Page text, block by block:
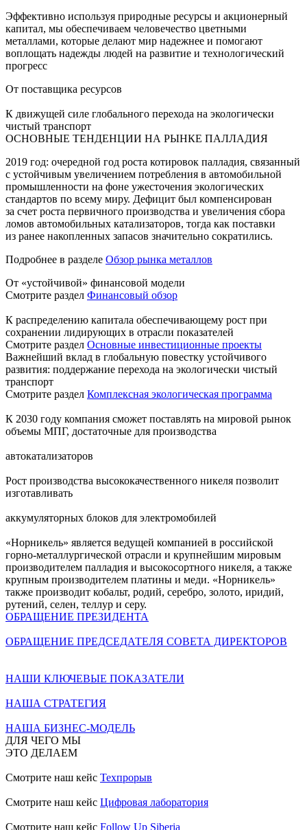
Эффективно используя природные ресурсы и акционерный
капитал, мы обеспечиваем человечество цветными
металлами, которые делают мир надежнее и помогают
воплощать надежды людей на развитие и технологический
прогресс
От поставщика ресурсов
К движущей силе глобального перехода на экологически
чистый транспорт
ОСНОВНЫЕ ТЕНДЕНЦИИ НА РЫНКЕ ПАЛЛАДИЯ
2019 год: очередной год роста котировок палладия, связанный
с устойчивым увеличением потребления в автомобильной
промышленности на фоне ужесточения экологических
стандартов по всему миру. Дефицит был компенсирован
за счет роста первичного производства и увеличения сбора
ломов автомобильных катализаторов, тогда как поставки
из ранее накопленных запасов значительно сократились.
Подробнее в разделе Обзор рынка металлов
От «устойчивой» финансовой модели
Смотрите раздел Финансовый обзор
К распределению капитала обеспечивающему рост при
сохранении лидирующих в отрасли показателей
Смотрите раздел Основные инвестиционные проекты
Важнейший вклад в глобальную повестку устойчивого
развития: поддержание перехода на экологически чистый
транспорт
Смотрите раздел Комплексная экологическая программа
К 2030 году компания сможет поставлять на мировой рынок
объемы МПГ, достаточные для производства
автокатализаторов
Рост производства высококачественного никеля позволит
изготавливать
аккумуляторных блоков для электромобилей
«Норникель» является ведущей компанией в российской
горно-металлургической отрасли и крупнейшим мировым
производителем палладия и высокосортного никеля, а также
крупным производителем платины и меди. «Норникель»
также производит кобальт, родий, серебро, золото, иридий,
рутений, селен, теллур и серу.
ОБРАЩЕНИЕ ПРЕЗИДЕНТА
ОБРАЩЕНИЕ ПРЕДСЕДАТЕЛЯ СОВЕТА ДИРЕКТОРОВ
НАШИ КЛЮЧЕВЫЕ ПОКАЗАТЕЛИ
НАША СТРАТЕГИЯ
НАША БИЗНЕС-МОДЕЛЬ
ДЛЯ ЧЕГО МЫ
ЭТО ДЕЛАЕМ
Смотрите наш кейс Техпрорыв
Смотрите наш кейс Цифровая лаборатория
Смотрите наш кейс Follow Up Siberia